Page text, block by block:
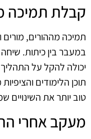
קבלת תמיכה
תמיכה מההורים,
במעבר בין כיתות.
יכולה להקל על
תוכן הלימודים
טוב יותר את
מעקב אחרי